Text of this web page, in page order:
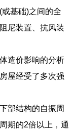
基础)之间的全
尼装置、抗风装
造价影响的分析
屋经受了多次强
部结构的自振周
期的2倍以上，通